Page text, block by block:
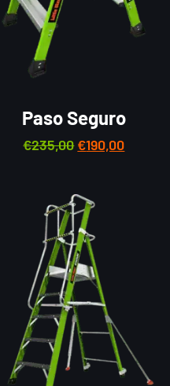
Paso Seguro
€235,00 €190,00